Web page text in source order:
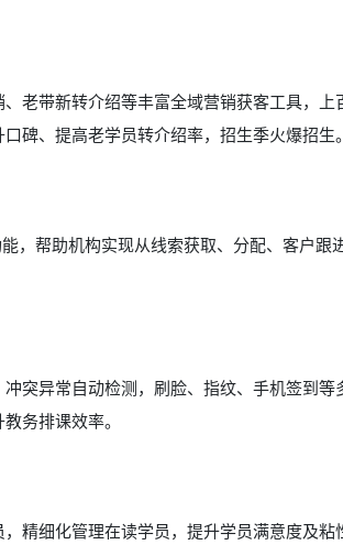
老带新转介绍等丰富全域营销获客工具，
碑、提高老学员转介绍率，招生季火爆招生。
，帮助机构实现从线索获取、分配、客户跟
突异常自动检测，刷脸、指纹、手机签到
务排课效率。
精细化管理在读学员，提升学员满意度及